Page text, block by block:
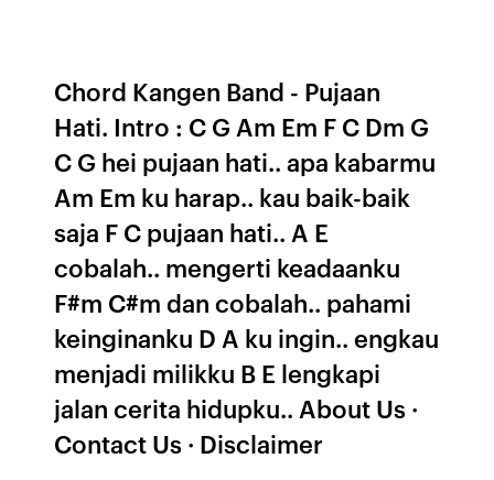
Chord Kangen Band - Pujaan
Hati. Intro : C G Am Em F C Dm G
C G hei pujaan hati.. apa kabarmu
Am Em ku harap.. kau baik-baik
saja F C pujaan hati.. A E
cobalah.. mengerti keadaanku
F#m C#m dan cobalah.. pahami
keinginanku D A ku ingin.. engkau
menjadi milikku B E lengkapi
jalan cerita hidupku.. About Us ·
Contact Us · Disclaimer